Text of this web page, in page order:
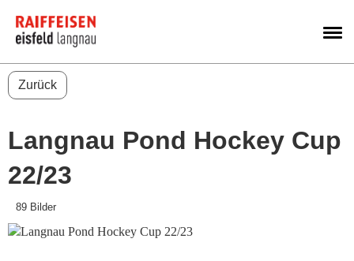
Zurück
Langnau Pond Hockey Cup
22/23
89 Bilder